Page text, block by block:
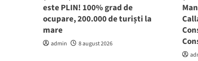
este PLIN! 100% grad de
ocupare, 200.000 de turiști la
mare
admin 8 august 2026